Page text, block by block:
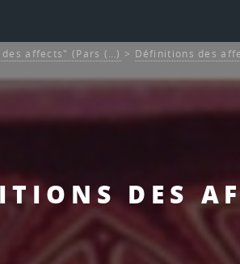
DES
affects" (Pars (…) > Définitions des